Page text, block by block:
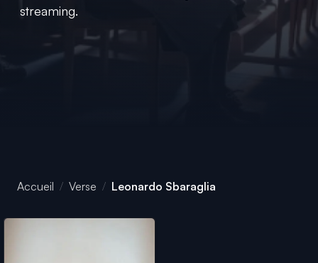
streaming.
Accueil Verse Leonardo Sbaraglia